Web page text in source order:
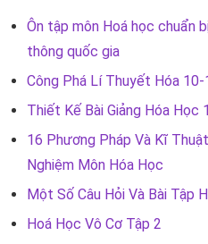
Ôn tập môn Hoá học chuẩn
thông quốc gia
Công Phá Lí Thuyết Hóa
Thiết Kế Bài Giảng Hóa Học
16 Phương Pháp Và Kĩ
Nghiệm Môn Hóa Học
Một Số Câu Hỏi Và Bài Tập
Hoá Học Vô Cơ Tập 2